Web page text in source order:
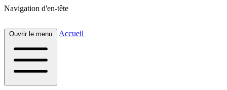
Navigation d'en-tête
Ouvrir le menu Accueil